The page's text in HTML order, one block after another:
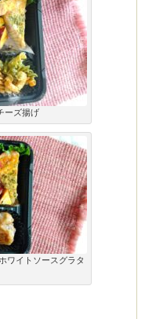
ーズ揚げ
ワイトソースグラタ